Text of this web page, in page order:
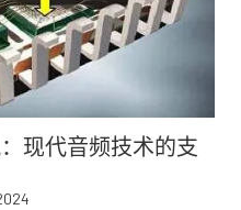
：现代音频技术的支